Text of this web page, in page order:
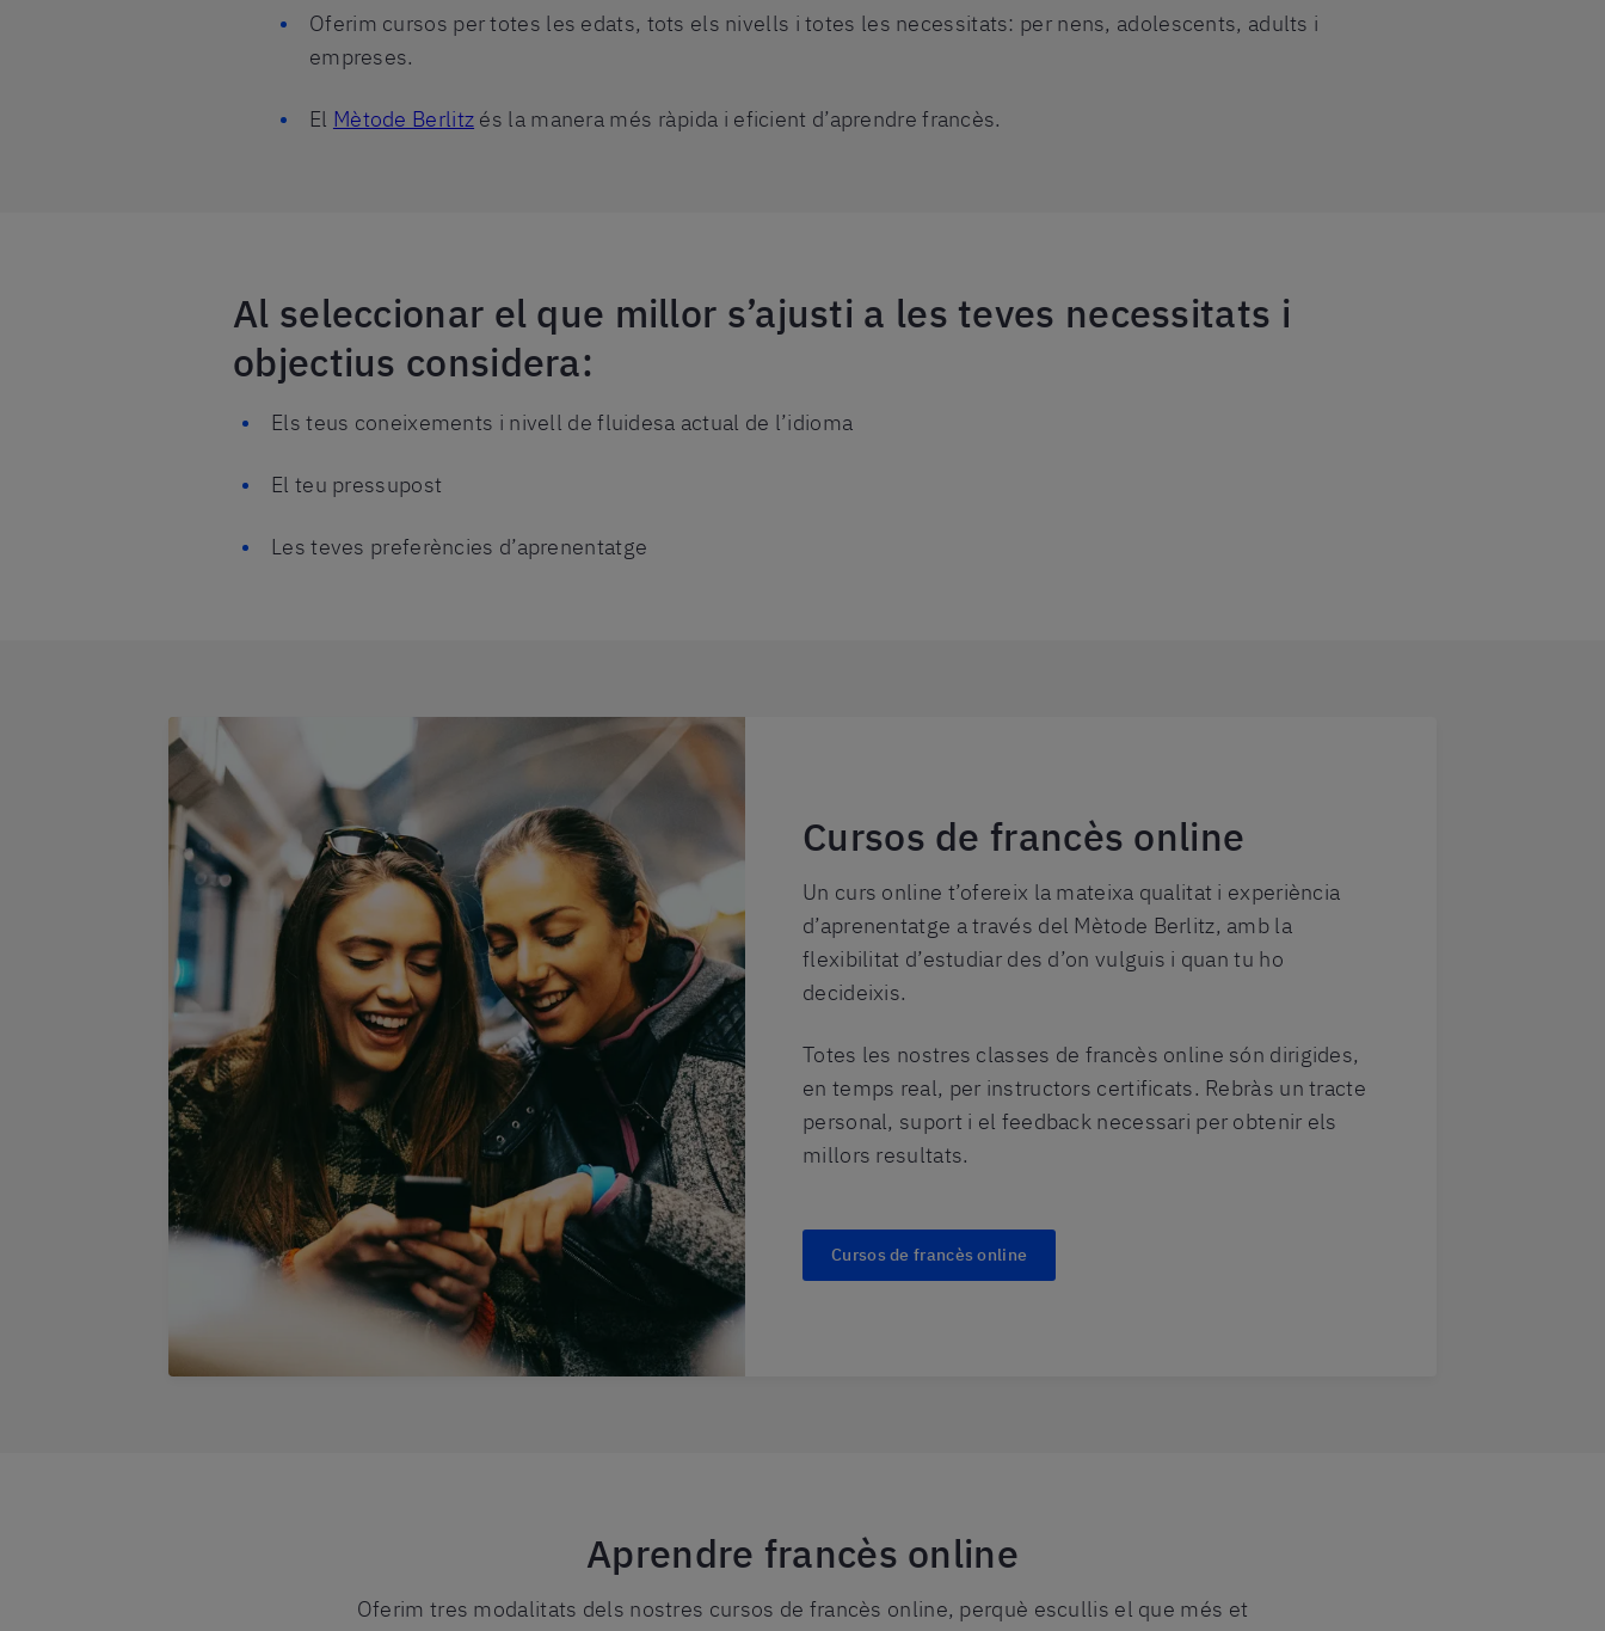
Oferim cursos per totes les edats, tots els nivells i totes les necessitats: per nens, adolescents, adults i
empreses.
El Mètode Berlitz és la manera més ràpida i eficient d’aprendre francès.
Al seleccionar el que millor s’ajusti a les teves necessitats i
objectius considera:
Els teus coneixements i nivell de fluidesa actual de l’idioma
El teu pressupost
Les teves preferències d’aprenentatge
Cursos de francès online
Un curs online t’ofereix la mateixa qualitat i experiència
d’aprenentatge a través del Mètode Berlitz, amb la
flexibilitat d’estudiar des d’on vulguis i quan tu ho
decideixis.
Totes les nostres classes de francès online són dirigides,
en temps real, per instructors certificats. Rebràs un tracte
personal, suport i el feedback necessari per obtenir els
millors resultats.
Cursos de francès online
Aprendre francès online
Oferim tres modalitats dels nostres cursos de francès online, perquè escullis el que més et